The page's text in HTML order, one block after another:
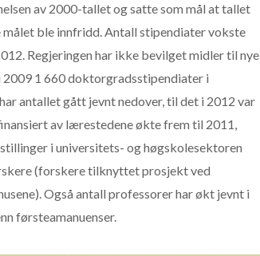
av 2000-tallet og satte som mål at tallet
ble innfridd. Antall stipendiater vokste
Regjeringen har ikke bevilget midler til nye
1 660 doktorgradsstipendiater i
antallet gått jevnt nedover, til det i 2012 var
av lærestedene økte frem til 2011,
i universitets- og høgskolesektoren
(forskere tilknyttet prosjekt ved
Også antall professorer har økt jevnt i
førsteamanuenser.